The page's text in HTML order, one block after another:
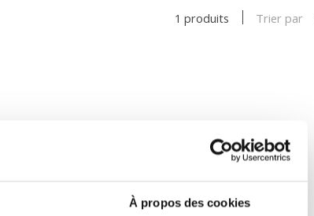
À propos des cookies
1 produits Trier par